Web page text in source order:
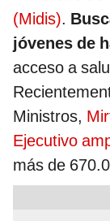
(Midis).
jóvenes de
acceso a
Ministros,
Ejecutivo
más de